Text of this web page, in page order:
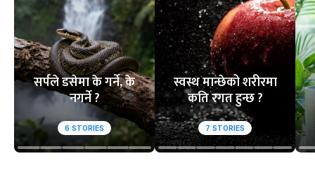
सर्पले डसेमा के गर्ने, के
नगर्ने ?
6 STORIES
स्वस्थ मान्छेको शरीरमा
कति रगत हुन्छ ?
7 STORIES